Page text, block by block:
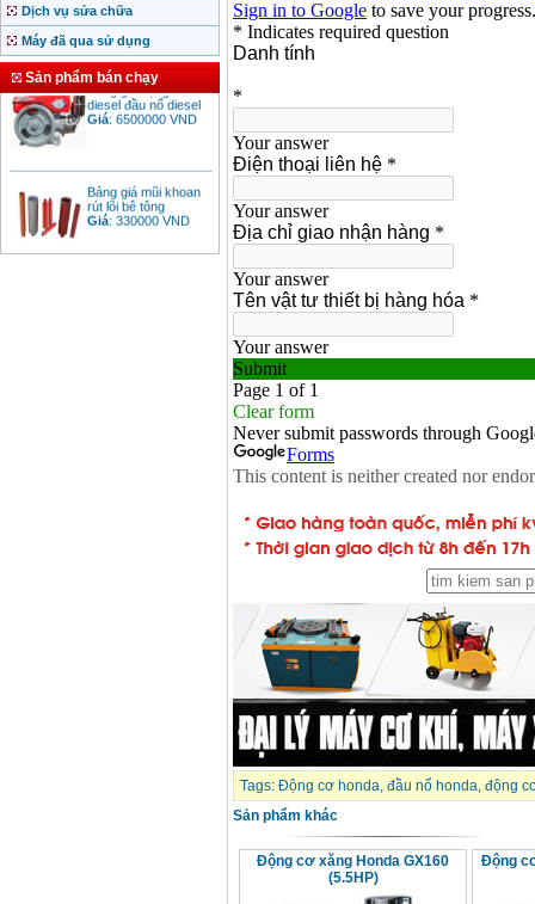
Dịch vụ sửa chữa
Máy đã qua sử dụng
Sản phẩm bán chạy
Bảng giá động cơ
diesel đầu nổ diesel
Giá:6500000 VND
rút lõi bê tông
Giá:330000VND
Tags: Động cơ honda, đầu nổ honda, động
Sản phẩm khác
Động cơ xăng Honda GX160
(5.5HP)
Động